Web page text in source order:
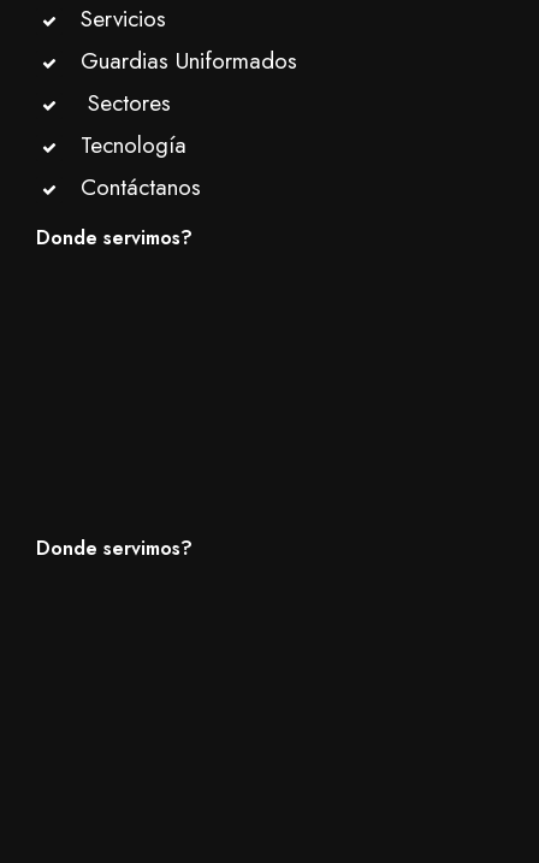
Servicios
Guardias Uniformados
Sectores
Tecnología
Contáctanos
Donde servimos?
Donde servimos?